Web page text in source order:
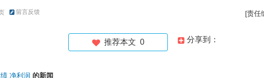
留言反馈 [责任
分享到：
推荐本文 0
净利润 的新闻